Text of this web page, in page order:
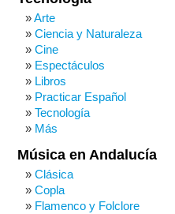
Arte
Ciencia y Naturaleza
Cine
Espectáculos
Libros
Practicar Español
Tecnología
Más
Música en Andalucía
Clásica
Copla
Flamenco y Folclore